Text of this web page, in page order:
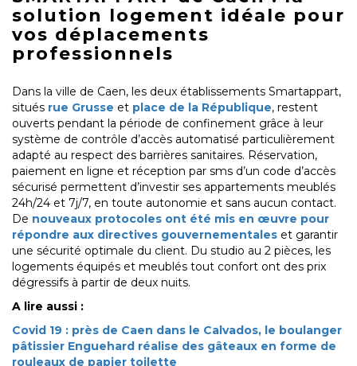
solution logement idéale pour
vos déplacements
professionnels
Dans la ville de Caen, les deux établissements Smartappart,
situés rue Grusse et place de la République, restent
ouverts pendant la période de confinement grâce à leur
système de contrôle d’accès automatisé particulièrement
adapté au respect des barrières sanitaires. Réservation,
paiement en ligne et réception par sms d’un code d’accès
sécurisé permettent d’investir ses appartements meublés
24h/24 et 7j/7, en toute autonomie et sans aucun contact.
De nouveaux protocoles ont été mis en œuvre pour
répondre aux directives gouvernementales et garantir
une sécurité optimale du client. Du studio au 2 pièces, les
logements équipés et meublés tout confort ont des prix
dégressifs à partir de deux nuits.
A lire aussi :
Covid 19 : près de Caen dans le Calvados, le boulanger
pâtissier Enguehard réalise des gâteaux en forme de
rouleaux de papier toilette